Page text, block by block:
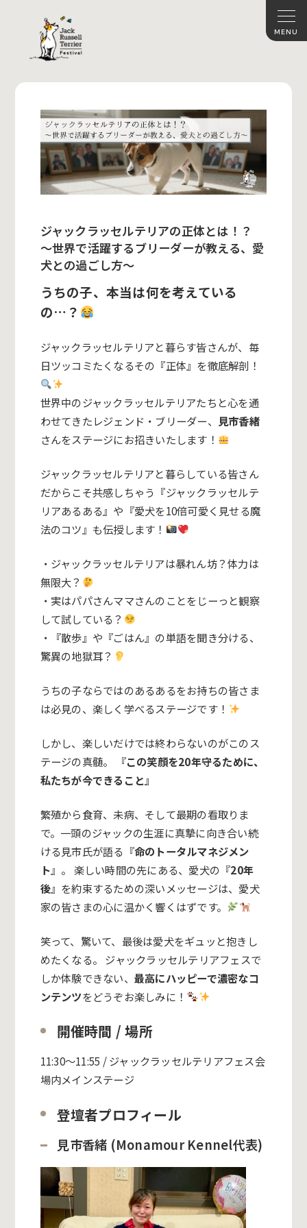
ジャックラッセルテリアの正体とは！？
～世界で活躍するブリーダーが教える、愛
犬との過ごし方～
うちの子、本当は何を考えている
の…？
ジャックラッセルテリアと暮らす皆さんが、毎
日ツッコミたくなるその『正体』を徹底解剖！
世界中のジャックラッセルテリアたちと心を通
わせてきたレジェンド・ブリーダー、
見市香緒
さんをステージにお招きいたします！
ジャックラッセルテリアと暮らしている皆さん
だからこそ共感しちゃう『ジャックラッセルテ
リアあるある』や『愛犬を10倍可愛く見せる魔
法のコツ』も伝授します！
・ジャックラッセルテリアは暴れん坊？体力は
無限大？
・実はパパさんママさんのことをじーっと観察
して試している？
・『散歩』や『ごはん』の単語を聞き分ける、
驚異の地獄耳？
うちの子ならではのあるあるをお持ちの皆さま
は必見の、楽しく学べるステージです！
しかし、楽しいだけでは終わらないのがこのス
テージの真髄。 『この笑顔を20年守るために、
私たちが今できること』
繁殖から食育、未病、そして最期の看取りま
で。一頭のジャックの生涯に真摯に向き合い続
ける見市氏が語る『命のトータルマネジメン
ト』。 楽しい時間の先にある、愛犬の『20年
後』を約束するための深いメッセージは、愛犬
家の皆さまの心に温かく響くはずです。
笑って、驚いて、最後は愛犬をギュッと抱きし
めたくなる。 ジャックラッセルテリアフェスで
しか体験できない、 最高にハッピーで濃密なコ
ンテンツをどうぞお楽しみに！
開催時間 / 場所
11:30〜11:55 / ジャックラッセルテリアフェス会
場内メインステージ
登壇者プロフィール
見市香緒 (Monamour Kennel代表)